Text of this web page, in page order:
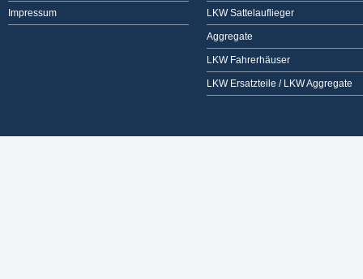
Impressum LKW Sattelauflieger
Aggregate
LKW Fahrerhäuser
LKW Ersatzteile / LKW Aggregate